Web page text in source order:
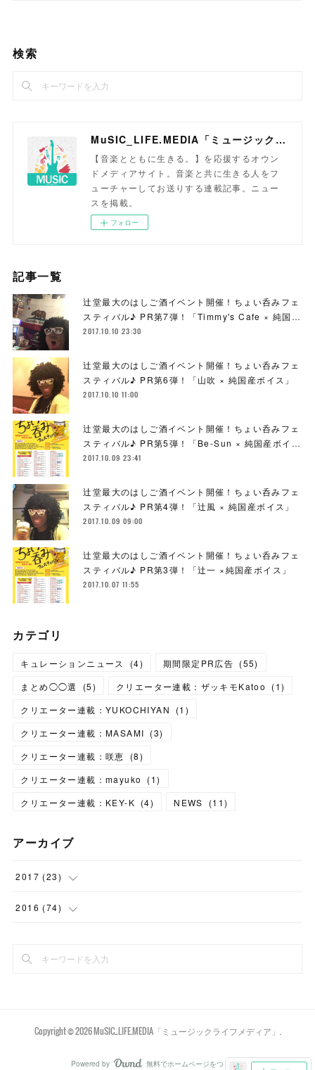
検索
MuSIC_LIFE.MEDIA「ミュージックライフメディア」
【音楽とともに生きる。】を応援するオウン
ドメディアサイト。音楽と共に生きる人をフ
ューチャーしてお送りする連載記事。ニュー
スを掲載。
フォロー
記事一覧
辻堂最大のはしご酒イベント開催！ちょい呑みフェ
スティバル♪ PR第7弾！「Timmy's Cafe × 純国…
2017.10.10 23:30
辻堂最大のはしご酒イベント開催！ちょい呑みフェ
スティバル♪ PR第6弾！「山吹 × 純国産ボイス」
2017.10.10 11:00
辻堂最大のはしご酒イベント開催！ちょい呑みフェ
スティバル♪ PR第5弾！「Be-Sun × 純国産ボイ…
2017.10.09 23:41
辻堂最大のはしご酒イベント開催！ちょい呑みフェ
スティバル♪ PR第4弾！「辻風 × 純国産ボイス」
2017.10.09 09:00
辻堂最大のはしご酒イベント開催！ちょい呑みフェ
スティバル♪ PR第3弾！「辻一 ×純国産ボイス」
2017.10.07 11:55
カテゴリ
キュレーションニュース (4) 期間限定PR広告 (55)
まとめ◯◯選
(5) クリエーター連載：ザッキモKatoo (1)
クリエーター連載：YUKOCHIYAN
(1 )
クリエーター連載：MASAMI (3)
クリエーター連載：咲恵
(8)
クリエーター連載：mayuko
(1)
クリエーター連載：KEY-K (4) NEWS (11)
アーカイブ
2017 (23)
(7)
2016 (74)
(43)
Copyright ©2026MuSIC_LIFE.MEDIA「ミュージックライフメディア」 .
Powered by 無料でホームページをつくろう